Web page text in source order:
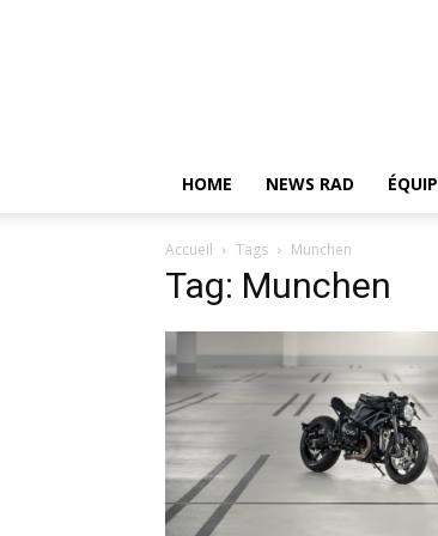
HOME NEWS RAD
Accueil Tags Munchen
Tag: Munchen